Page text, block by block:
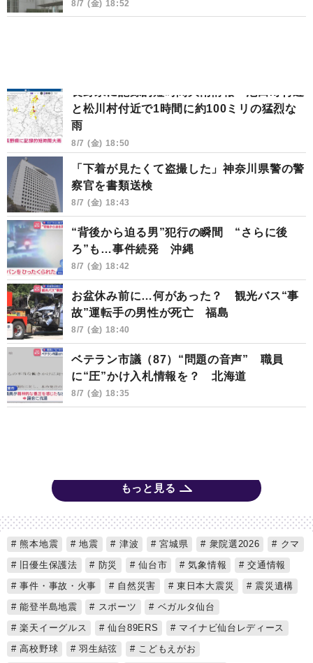
8/7 (金) 18:52
と松川村付近で1時間に約100ミリの猛烈な
雨
8/7 (金) 18:50
「下着が見たくて盗撮した」神奈川県警の警
察官を書類送検
8/7 (金) 18:43
“背後から迫る男”犯行の瞬間 “さらに後
ろ”も…事件続発 沖縄
8/7 (金) 18:42
お盆休み前に…何があった？ 観光バス“事
故”運転手の男性が死亡 福島
8/7 (金) 18:40
ベテラン市議（87）“問題の音声” 職員
に“圧”かけ入札情報を？ 北海道
8/7 (金) 18:35
もっと見る
熊本地震 地震 津波 宮城県 衆院選2026
クマ
旧優生保護法
防災 仙台市 気象情報
交通情報
事件・事故・火事
自然災害 東日本大震災
震災遺構
能登半島地震
スポーツ
ベガルタ仙台
楽天イーグルス
仙台89ERS
マイナビ仙台レディース
高校野球
羽生結弦
こどもえがお